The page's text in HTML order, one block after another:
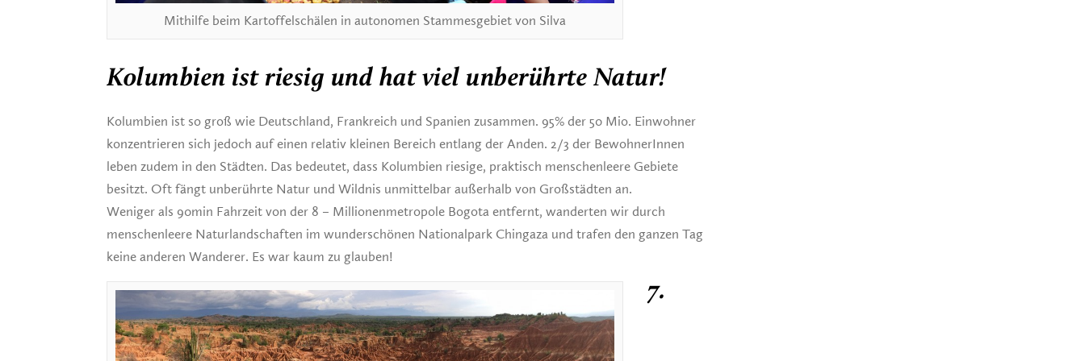
Mithilfe beim Kartoffelschälen in autonomen Stammesgebiet von Silva
Kolumbien ist riesig und hat viel unberührte Natur!
Kolumbien ist so groß wie Deutschland, Frankreich und Spanien zusammen. 95% der 50 Mio. Einwohner
konzentrieren sich jedoch auf einen relativ kleinen Bereich entlang der Anden. 2/3 der BewohnerInnen
leben zudem in den Städten. Das bedeutet, dass Kolumbien riesige, praktisch menschenleere Gebiete
besitzt. Oft fängt unberührte Natur und Wildnis unmittelbar außerhalb von Großstädten an.
Weniger als 90min Fahrzeit von der 8 – Millionenmetropole Bogota entfernt, wanderten wir durch
menschenleere Naturlandschaften im wunderschönen Nationalpark Chingaza und trafen den ganzen Tag
keine anderen Wanderer. Es war kaum zu glauben!
7.